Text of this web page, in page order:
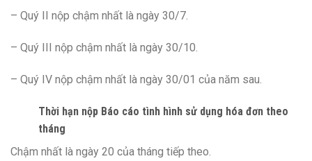
– Quý II nộp chậm nhất là ngày 30/7.
– Quý III nộp chậm nhất là ngày 30/10.
– Quý IV nộp chậm nhất là ngày 30/01 của năm sau.
Thời hạn nộp Báo cáo tình hình sử dụng hóa đơn theo
tháng
Chậm nhất là ngày 20 của tháng tiếp theo.